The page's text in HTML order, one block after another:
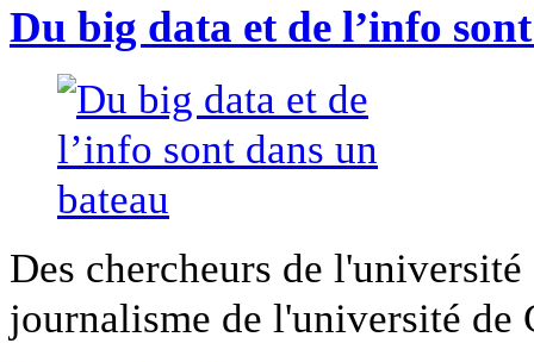
Du big data et de l’info
Des chercheurs de
journalisme de l'université